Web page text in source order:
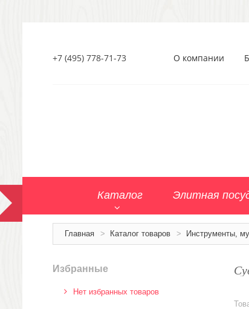
+7 (495) 778-71-73 О компании
Каталог Элитная
Главная > Каталог товаров > Инструменты,
Избранные
Нет избранных товаров